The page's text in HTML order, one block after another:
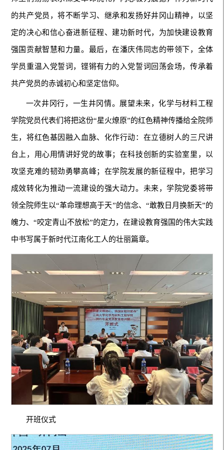
的共产党员，将不断学习、继承和发扬好井冈山精神，以坚
定的决心和信心奋进新征程、建功新时代，为加快建设教育
强国贡献智慧和力量。最后，在潘庆伟同志的带领下，全体
学员重温入党誓词，铿锵有力的入党誓词回荡会场，传承着
共产党员的赤诚初心和坚定信仰。
一次井冈行，一生井冈情。展望未来，化学与材料工程
学院党员代表们将把这份“星火燎原”的红色精神传播给全院师
生，将红色基因融入血脉、化作行动：在立德树人的三尺讲
台上，用心用情讲好党的故事；在科技创新的实验室里，以
攻坚克难的韧劲勇攀高峰；在学院发展的新征程中，把学习
成效转化为推动一流建设的强大动力。未来，学院党委将带
领全院师生以“革命理想高于天”的信念、“敢教日月换新天”的
魄力、“咬定青山不放松”的定力，在建设教育强国的伟大实践
中书写属于新时代江南化工人的壮丽篇章。
开班仪式